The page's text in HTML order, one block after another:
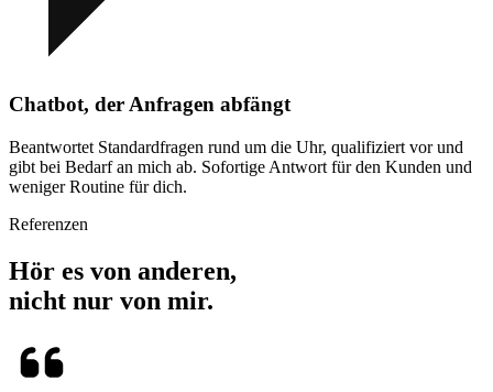
Chatbot, der Anfragen abfängt
Beantwortet Standardfragen rund um die Uhr, qualifiziert vor und
gibt bei Bedarf an mich ab. Sofortige Antwort für den Kunden und
weniger Routine für dich.
Referenzen
Hör es von anderen,
nicht nur von mir.